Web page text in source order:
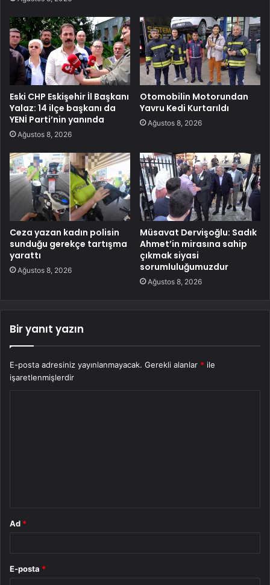
Eski CHP Eskişehir İl Başkanı
Yalaz: 14 ilçe başkanı da
YENİ Parti’nin yanında
Ağustos 8, 2026
Otomobilin Motorundan
Yavru Kedi Kurtarıldı
Ağustos 8, 2026
Ceza yazan kadın polisin
sunduğu gerekçe tartışma
yarattı
Ağustos 8, 2026
Müsavat Dervişoğlu: Sadık
Ahmet’in mirasına sahip
çıkmak siyasi
sorumluluğumuzdur
Ağustos 8, 2026
Bir yanıt yazın
E-posta adresiniz yayınlanmayacak. Gerekli alanlar * ile
işaretlenmişlerdir
Ad *
E-posta *